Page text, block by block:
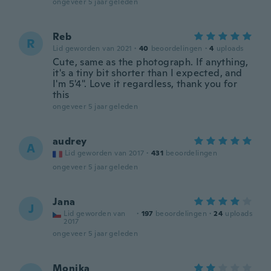
R Reb
Lid geworden van 2021 · 40 beoordelingen · 4 uploads
Cute, same as the photograph. If anything,
it's a tiny bit shorter than I expected, and
I'm 5'4". Love it regardless, thank you for
this
ongeveer 5 jaar geleden
A audrey
Lid geworden van 2017 · 431 beoordelingen
ongeveer 5 jaar geleden
J Jana
Lid geworden van
2017
· 197 beoordelingen · 24 uploads
ongeveer 5 jaar geleden
Monika